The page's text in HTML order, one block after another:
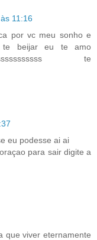
11:16
por vc meu sonho e
te beijar eu te amo
te
eu podesse ai ai
para sair digite a
que viver eternamente